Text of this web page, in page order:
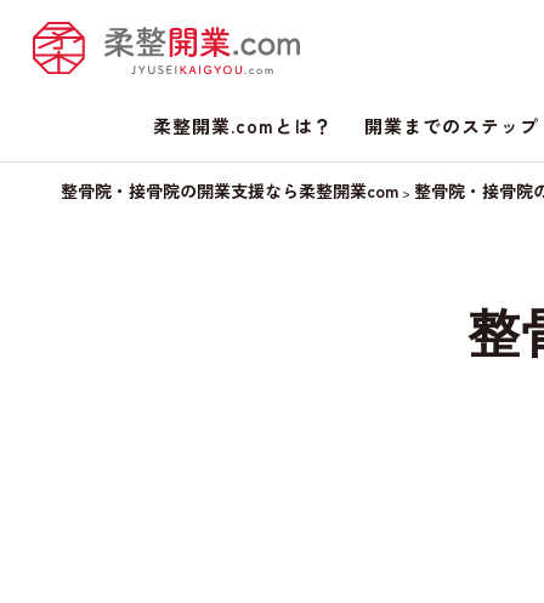
柔整開業.comとは？ 開業までのステップ
整骨院・接骨院の開業支援なら柔整開業com > 整骨院・接骨院
整